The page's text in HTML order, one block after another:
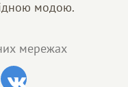
модою.
мережах